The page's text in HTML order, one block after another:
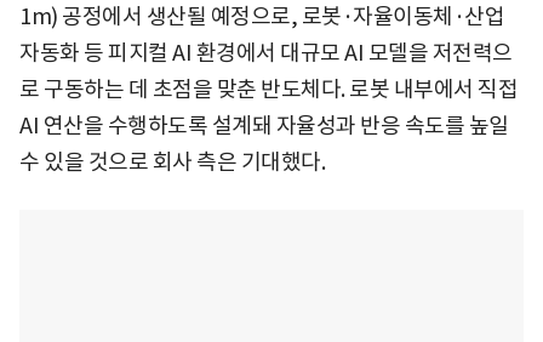
1m) 공정에서 생산될 예정으로, 로봇·자율이동체·산업
자동화 등 피지컬 AI 환경에서 대규모 AI 모델을 저전력으
로 구동하는 데 초점을 맞춘 반도체다. 로봇 내부에서 직접
AI 연산을 수행하도록 설계돼 자율성과 반응 속도를 높일
수 있을 것으로 회사 측은 기대했다.